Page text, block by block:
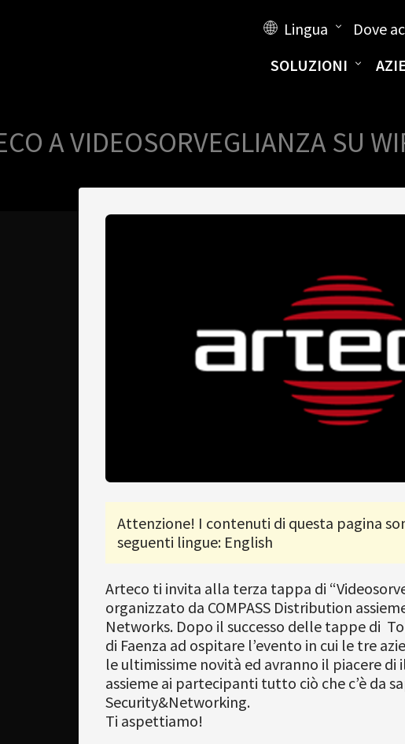
Dove
Lingua
SOLUZIONI
A VIDEOSORVEGLIANZA SU
Attenzione! I contenuti di questa pagina
seguenti lingue: English
Arteco ti invita alla terza tappa di
organizzato da COMPASS Distribution
Networks. Dopo il successo delle tappe di
di Faenza ad ospitare l’evento in cui le tre
le ultimissime novità ed avranno il piacere di
assieme ai partecipanti tutto ciò che c’è da
Security&Networking.
Ti aspettiamo!